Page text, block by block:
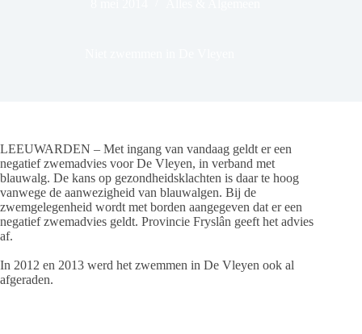
LEEUWARDEN – Met ingang van vandaag geldt er een
negatief zwemadvies voor De Vleyen, in verband met
blauwalg. De kans op gezondheidsklachten is daar te hoog
vanwege de aanwezigheid van blauwalgen. Bij de
zwemgelegenheid wordt met borden aangegeven dat er een
negatief zwemadvies geldt. Provincie Fryslân geeft het advies
af.
In 2012 en 2013 werd het zwemmen in De Vleyen ook al
afgeraden.